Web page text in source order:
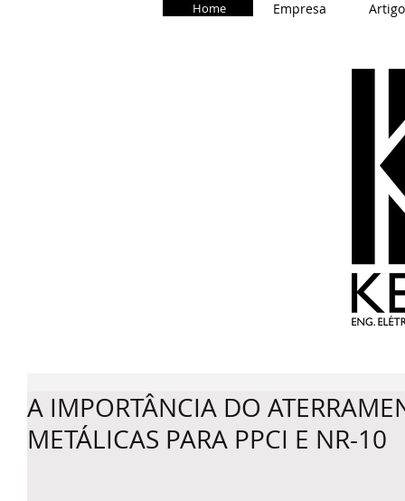
Home Empresa
A IMPORTÂNCIA DO
METÁLICAS PARA PPCI E NR-10